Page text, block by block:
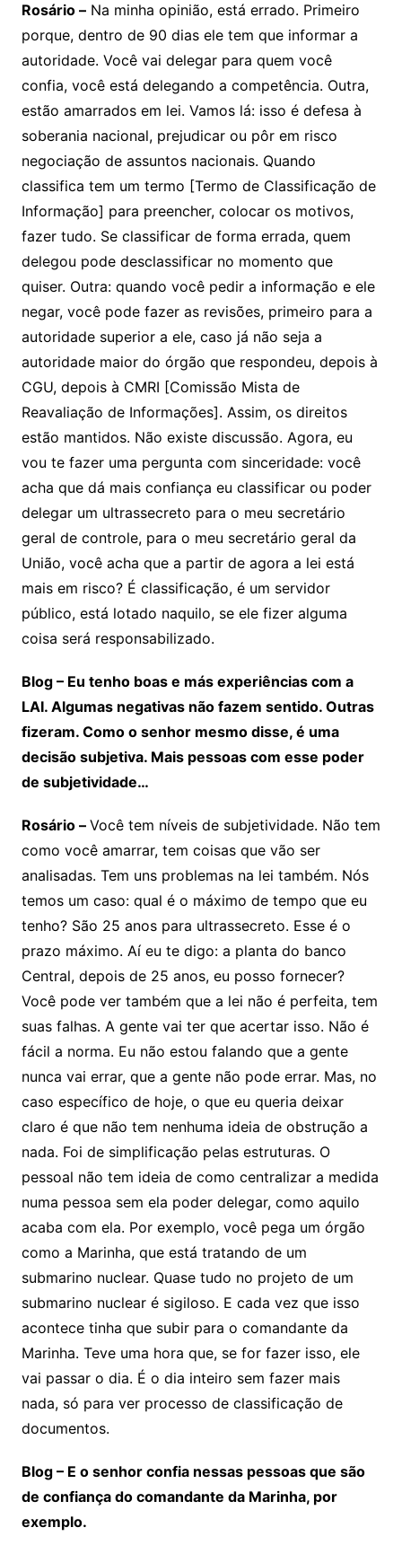
Rosário –Na minha opinião, está errado. Primeiro
porque, dentro de 90 dias ele tem que informar a
autoridade. Você vai delegar para quem você
confia, você está delegando a competência. Outra,
estão amarrados em lei. Vamos lá: isso é defesa à
soberania nacional, prejudicar ou pôr em risco
negociação de assuntos nacionais. Quando
classifica tem um termo [Termo de Classificação de
Informação] para preencher, colocar os motivos,
fazer tudo. Se classificar de forma errada, quem
delegou pode desclassificar no momento que
quiser. Outra: quando você pedir a informação e ele
negar, você pode fazer as revisões, primeiro para a
autoridade superior a ele, caso já não seja a
autoridade maior do órgão que respondeu, depois à
CGU, depois à CMRI [Comissão Mista de
Reavaliação de Informações]. Assim, os direitos
estão mantidos. Não existe discussão. Agora, eu
vou te fazer uma pergunta com sinceridade: você
acha que dá mais confiança eu classificar ou poder
delegar um ultrassecreto para o meu secretário
geral de controle, para o meu secretário geral da
União, você acha que a partir de agora a lei está
mais em risco? É classificação, é um servidor
público, está lotado naquilo, se ele fizer alguma
coisa será responsabilizado.
Blog – Eu tenho boas e más experiências com a
LAI. Algumas negativas não fazem sentido. Outras
fizeram. Como o senhor mesmo disse, é uma
decisão subjetiva. Mais pessoas com esse poder
de subjetividade…
Rosário – Você tem níveis de subjetividade. Não tem
como você amarrar, tem coisas que vão ser
analisadas. Tem uns problemas na lei também. Nós
temos um caso: qual é o máximo de tempo que eu
tenho? São 25 anos para ultrassecreto. Esse é o
prazo máximo. Aí eu te digo: a planta do banco
Central, depois de 25 anos, eu posso fornecer?
Você pode ver também que a lei não é perfeita, tem
suas falhas. A gente vai ter que acertar isso. Não é
fácil a norma. Eu não estou falando que a gente
nunca vai errar, que a gente não pode errar. Mas, no
caso específico de hoje, o que eu queria deixar
claro é que não tem nenhuma ideia de obstrução a
nada. Foi de simplificação pelas estruturas. O
pessoal não tem ideia de como centralizar a medida
numa pessoa sem ela poder delegar, como aquilo
acaba com ela. Por exemplo, você pega um órgão
como a Marinha, que está tratando de um
submarino nuclear. Quase tudo no projeto de um
submarino nuclear é sigiloso. E cada vez que isso
acontece tinha que subir para o comandante da
Marinha. Teve uma hora que, se for fazer isso, ele
vai passar o dia. É o dia inteiro sem fazer mais
nada, só para ver processo de classificação de
documentos.
Blog – E o senhor confia nessas pessoas que são
de confiança do comandante da Marinha, por
exemplo.